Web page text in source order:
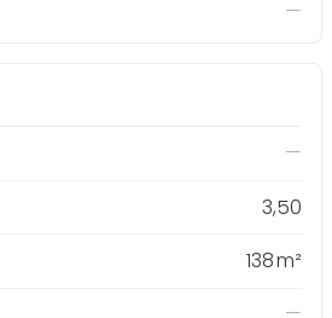
3,50
138 m²